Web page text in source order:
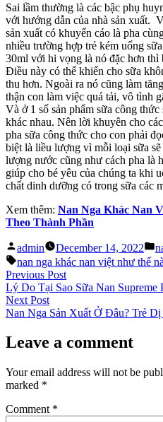
Sai lầm thường là các bậc phụ
với hướng dẫn của nhà sản xuất.
sản xuất có khuyến cáo là pha
nhiều trường hợp trẻ kém uống
30ml với hi vọng là nó đặc hơn thì
Điều này có thể khiến cho sữa
thu hơn. Ngoài ra nó cũng làm
thận con làm việc quá tải, vô tình
Và ở 1 số sản phẩm sữa công
khác nhau. Nên lời khuyên cho
pha sữa công thức cho con phải
biệt là liều lượng vì mỗi loại sữa
lượng nước cũng như cách pha là
giúp cho bé yêu của chúng ta khi
chất dinh dưỡng có trong sữa các
Xem thêm: Nan Nga Khác Nan
Theo Thành Phần
Posted
by
admin December 14, 2022
in
Tags:
nan nga khác nan việt như thế
Post
navigation
Previous PostPrevious
post:
Lý Do Tại Sao Sữa Nan
Next PostNext
post:
Nan Nga Sản Xuất Ở Đâu? Trẻ
Leave a comment
Your email address will not be
marked *
Comment *